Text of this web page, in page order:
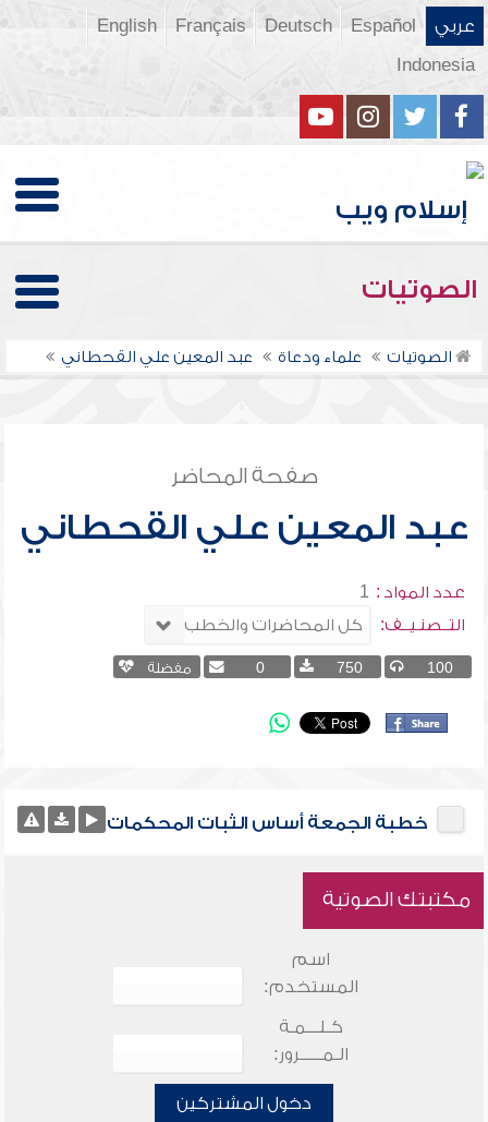
عربي Español
Deutsch
Français
English
Indonesia
الصوتيات
الصوتيات علماء ودعاة عبد المعين علي القحطاني
صفحة المحاضر
عبد المعين علي القحطاني
عدد المواد : 1
التــصنـيــف:
100
750
0 مفضلة
خطبة الجمعة أساس الثبات المحكمات
مكتبتك الصوتية
اسم
المستخدم:
كـلـــمـة
الـمـــــرور:
دخول المشتركين